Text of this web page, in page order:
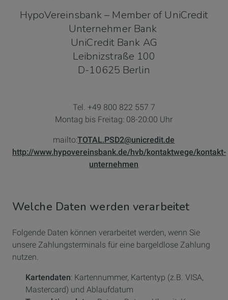
HypoVereinsbank – Member of UniCredit
Unternehmer Bank
UniCredit Bank AG
Leibnizstraße 100
D-10625 Berlin
Tel. +49 800 822 557 7
Montag bis Freitag: 08-20:00 Uhr
mailto:TOTAL.PSD2@unicredit.de
http://www.hypovereinsbank.de/hvb/kontaktwege/kontakt-
unternehmen
Welche Daten werden verarbeitet
Folgende Daten können verarbeitet werden, wenn Sie
unsere Zahlungsterminals für eine bargeldlose Zahlung
nutzen.
Kartendaten: Kartennummer, Kartentyp (z.B. VISA,
Mastercard) und Ablaufdatum